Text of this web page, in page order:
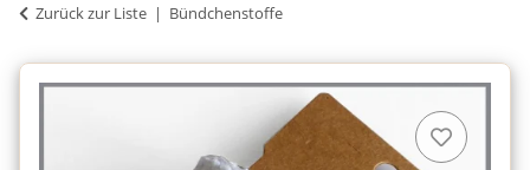
Zurück zur Liste Bündchenstoffe